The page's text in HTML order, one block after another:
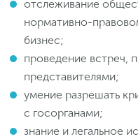
отслеживание
нормативно-
бизнес;
проведение встреч,
представителями;
умение разрешать
с госорганами;
знание и легальное